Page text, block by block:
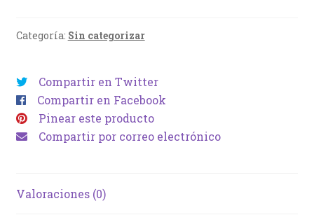
Categoría: Sin categorizar
Compartir en Twitter
Compartir en Facebook
Pinear este producto
Compartir por correo electrónico
Valoraciones (0)